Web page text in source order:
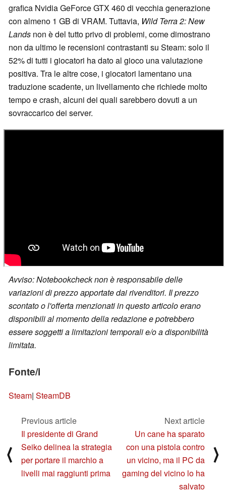
grafica Nvidia GeForce GTX 460 di vecchia generazione
con almeno 1 GB di VRAM. Tuttavia, Wild Terra 2: New
Lands non è del tutto privo di problemi, come dimostrano
non da ultimo le recensioni contrastanti su Steam: solo il
52% di tutti i giocatori ha dato al gioco una valutazione
positiva. Tra le altre cose, i giocatori lamentano una
traduzione scadente, un livellamento che richiede molto
tempo e crash, alcuni dei quali sarebbero dovuti a un
sovraccarico dei server.
Avviso: Notebookcheck non è responsabile delle
variazioni di prezzo apportate dai rivenditori. Il prezzo
scontato o l'offerta menzionati in questo articolo erano
disponibili al momento della redazione e potrebbero
essere soggetti a limitazioni temporali e/o a disponibilità
limitata.
Fonte/i
Steam| SteamDB
⟨
Previous article
Il presidente di Grand
Seiko delinea la strategia
per portare il marchio a
livelli mai raggiunti prima
Next article
Un cane ha sparato
con una pistola contro
un vicino, ma il PC da
gaming del vicino lo ha
salvato
⟩